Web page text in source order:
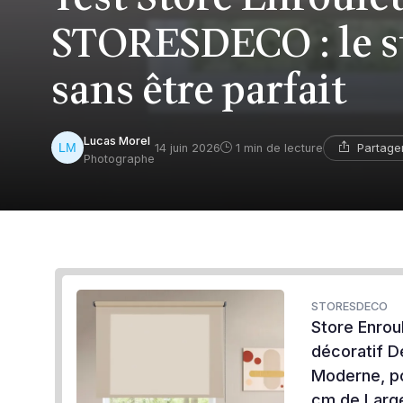
STORESDECO :
sans être parfait
Lucas Morel
Photographe
14 juin 2026 1 min de lecture
STORESDECO
Store
décoratif
Moderne,